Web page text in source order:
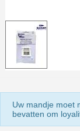
10€
Uw mandje moet
bevatten om